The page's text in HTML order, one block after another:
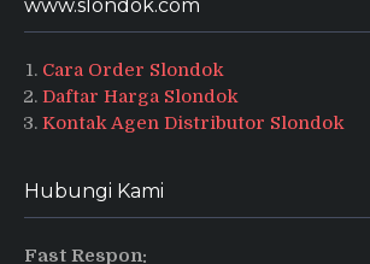
www.slondok.com
Cara Order Slondok
Daftar Harga Slondok
Kontak Agen Distributor Slondok
Hubungi Kami
Fast Respon: